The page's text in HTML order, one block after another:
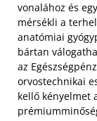
vonalához és
mérsékli a
anatómiai
bártan
az
orvostechnikai
kellő kényelmet